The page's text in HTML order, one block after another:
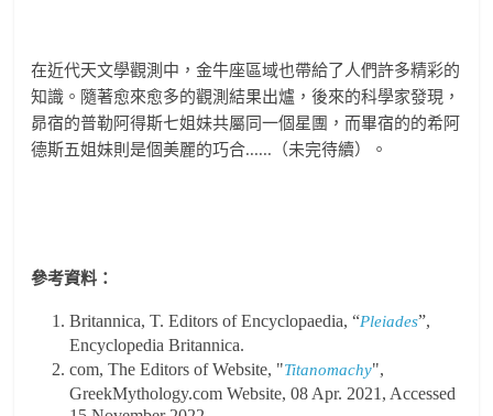
在近代天文學觀測中，金牛座區域也帶給了人們許多精彩的
知識。隨著愈來愈多的觀測結果出爐，後來的科學家發現，
昴宿的普勒阿得斯七姐妹共屬同一個星團，而畢宿的的希阿
德斯五姐妹則是個美麗的巧合......（未完待續）。
參考資料：
Britannica, T. Editors of Encyclopaedia, “Pleiades”,
Encyclopedia Britannica.
com, The Editors of Website, "Titanomachy",
GreekMythology.com Website, 08 Apr. 2021, Accessed